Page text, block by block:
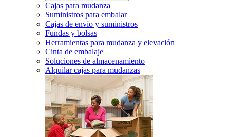
Cajas para mudanza
Suministros para embalar
Cajas de envío y suministros
Fundas y bolsas
Herramientas para mudanza y elevación
Cinta de embalaje
Soluciones de almacenamiento
Alquilar cajas para mudanzas